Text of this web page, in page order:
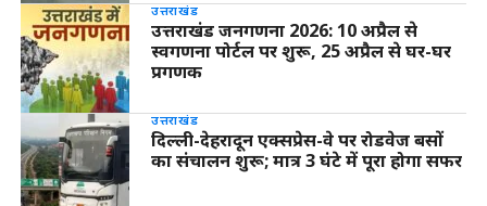
उत्तराखंड
उत्तराखंड जनगणना 2026: 10 अप्रैल से
स्वगणना पोर्टल पर शुरू, 25 अप्रैल से घर-घर
प्रगणक
उत्तराखंड
दिल्ली-देहरादून एक्सप्रेस-वे पर रोडवेज बसों
का संचालन शुरू; मात्र 3 घंटे में पूरा होगा सफर